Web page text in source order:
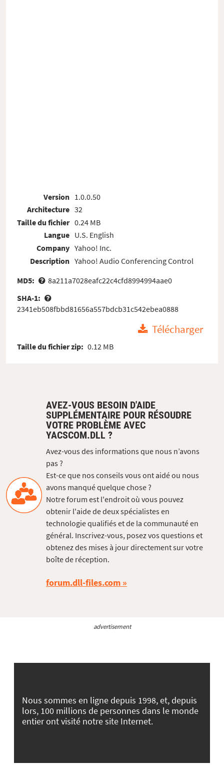
Version
Architecture
Taille du fichier
Langue
Company
Description
1.0.0.50
32
0.24 MB
U.S. English
Yahoo! Inc.
Yahoo! Audio Conferencing Control
MD5:
8a211a7028eafc22c4cfd8994994aae0
SHA-1:
2341eb508fbbd81656a557bdcb31c542ebea0888
Télécharger
Taille du fichier zip: 0.12 MB
AVEZ-VOUS BESOIN D'AIDE
SUPPLÉMENTAIRE POUR RÉSOUDRE
VOTRE PROBLÈME AVEC
YACSCOM.DLL ?
Avez-vous des informations que nous n’avons
pas ?
Est-ce que nos conseils vous ont aidé ou nous
avons manqué quelque chose ?
Notre forum est l'endroit où vous pouvez
obtenir l'aide de deux spécialistes en
technologie qualifiés et de la communauté en
général. Inscrivez-vous, posez vos questions et
obtenez des mises à jour directement sur votre
boîte de réception.
forum.dll-files.com
advertisement
Nous sommes en ligne depuis 1998, et, depuis
lors, 100 millions de personnes dans le monde
entier ont visité notre site Internet.